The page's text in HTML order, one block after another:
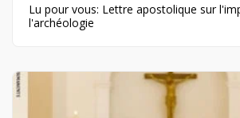
Lu pour vous: Lettre apostolique sur
l'archéologie